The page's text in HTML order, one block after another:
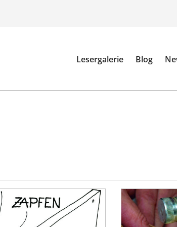
Lesergalerie Blog